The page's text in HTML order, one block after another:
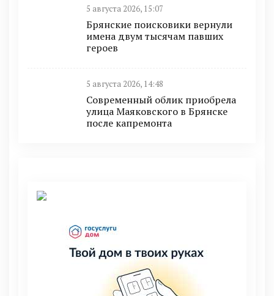
5 августа 2026, 15:07
Брянские поисковики вернули
имена двум тысячам павших
героев
5 августа 2026, 14:48
Современный облик приобрела
улица Маяковского в Брянске
после капремонта